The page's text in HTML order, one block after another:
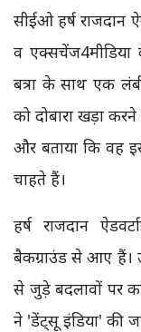
सीईओ हर्ष राजदान
व एक्सचेंज4मीडिया
बत्रा के साथ एक
को दोबारा खड़ा
और बताया कि वह
चाहते हैं।
हर्ष राजदान
बैकग्राउंड से आए हैं।
से जुड़े बदलावों पर
ने 'डेंट्सू इंडिया' की